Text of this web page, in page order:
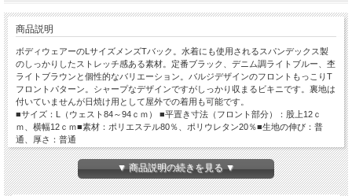
商品説明
ボディウェアーのLサイズメンズTバック。水着にも使用されるスパンデックス製
のしっかりしたストレッチ感ある素材。定番ブラック、デニム調ライトブルー、杢
ライトブラウンと個性的なバリエーション。バルジデザインのフロントもっこりT
フロントパターン。シャープなデザインですがしっかり収まるビキニです。裏地は
付いていませんが日焼け用として屋外での着用も可能です。
■サイズ：L（ウェスト84～94ｃｍ） ■平置き寸法（フロント部分）：股上12ｃ
ｍ、横幅12ｃｍ■素材：ポリエステル80％、ポリウレタン20％■生地の伸び：普
通、厚さ：普通
▼ 商品説明の続きを見る ▼